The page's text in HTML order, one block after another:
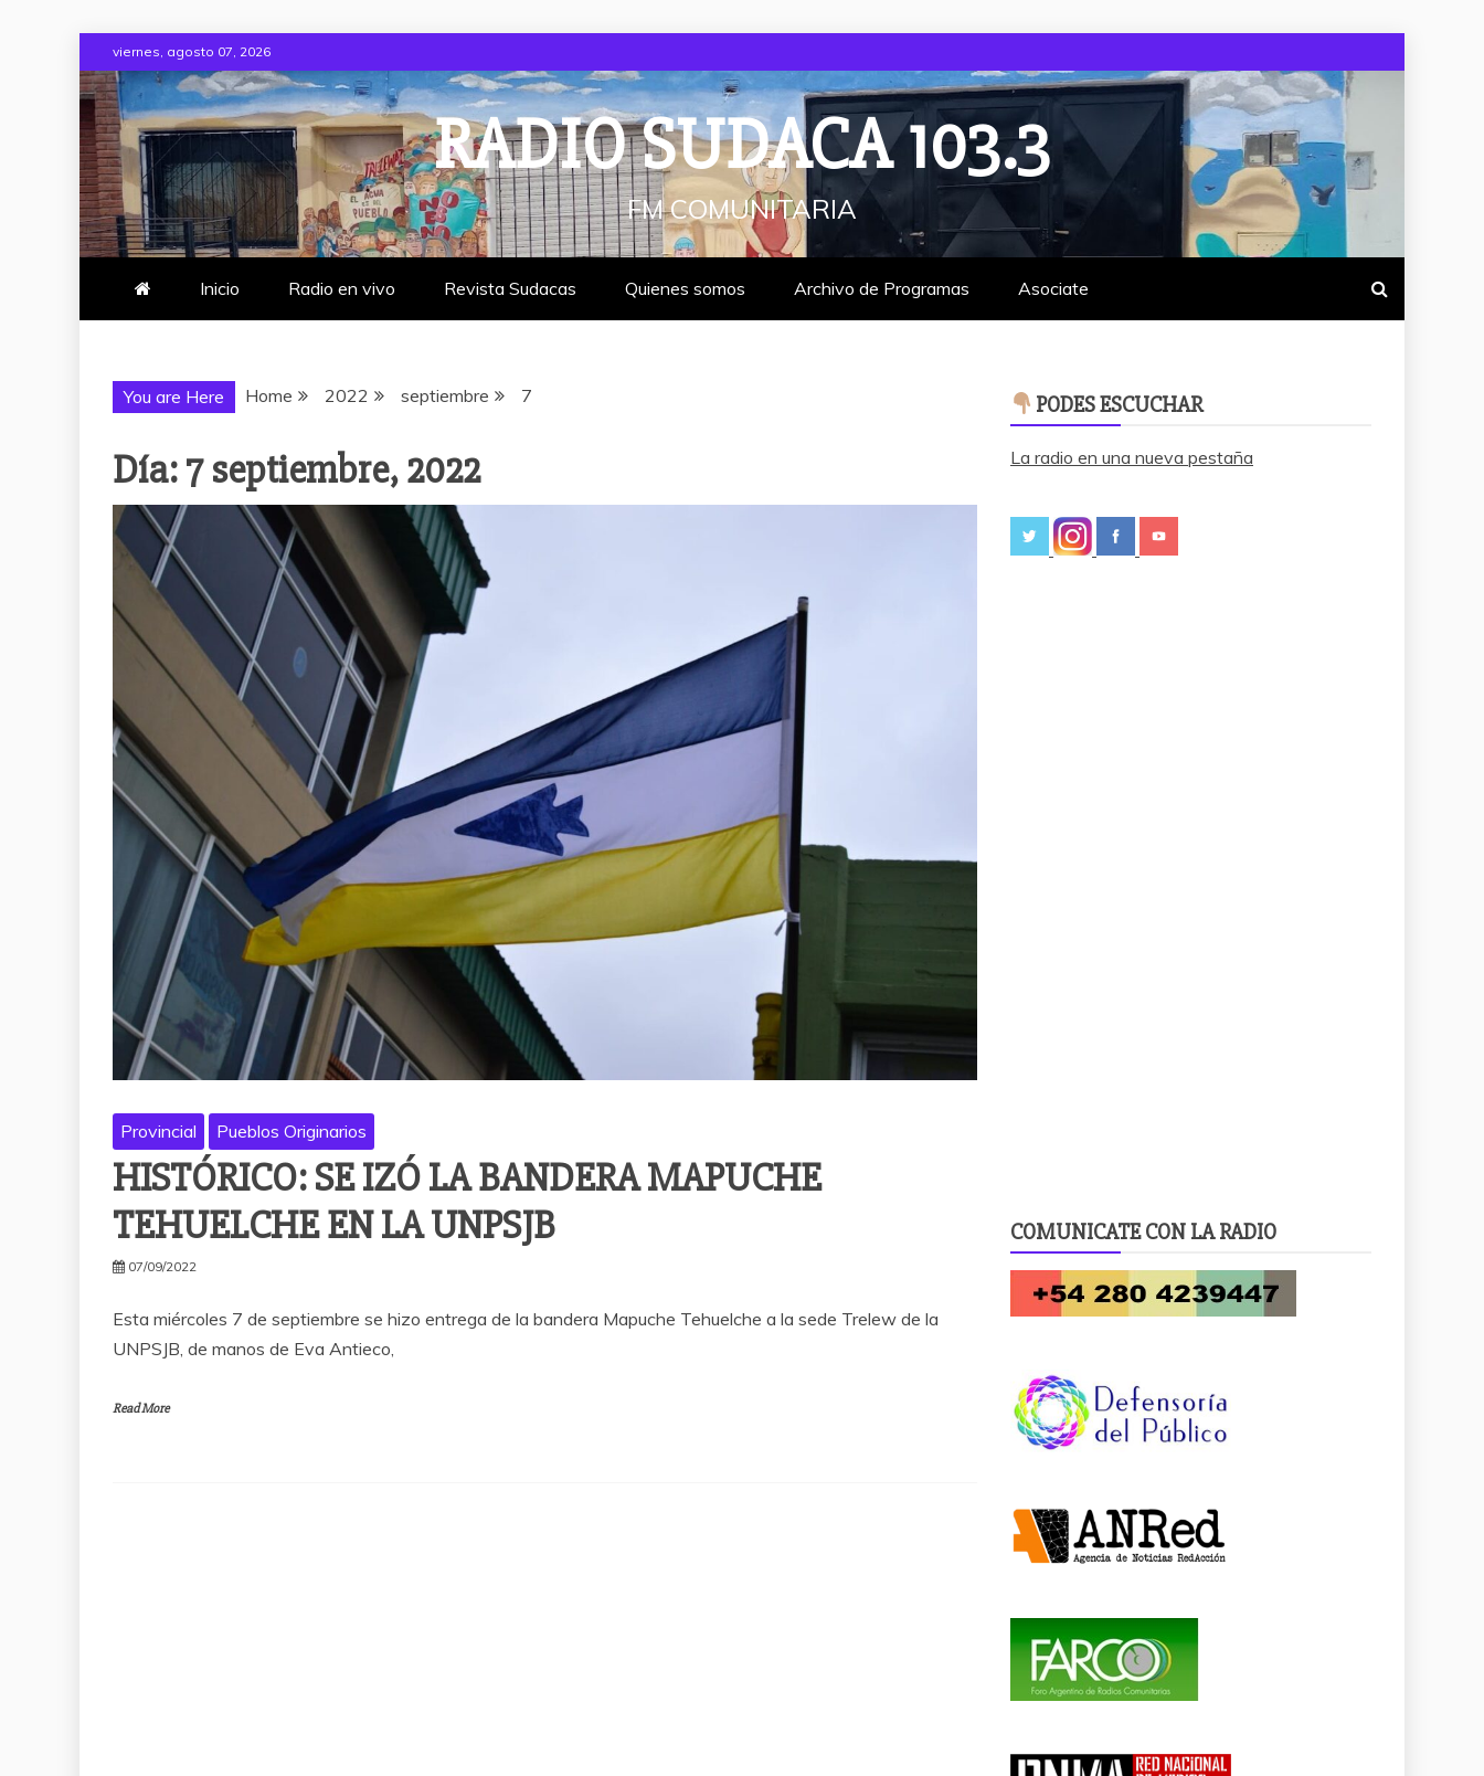
to
content
viernes, agosto 07, 2026
RADIO SUDACA 103.3
FM COMUNITARIA
Inicio Radio en vivo Revista Sudacas Quienes somos Archivo de Programas Asociate
You are Here Home 2022 septiembre 7
Día:7 septiembre, 2022
Provincial Pueblos Originarios
HISTÓRICO: SE IZÓ LA BANDERA MAPUCHE
TEHUELCHE EN LA UNPSJB
07/09/2022
Esta miércoles 7 de septiembre se hizo entrega de la bandera Mapuche Tehuelche a la sede Trelew de la
UNPSJB, de manos de Eva Antieco,
Read More
PODES ESCUCHAR
La radio en una nueva pestaña
COMUNICATE CON LA RADIO